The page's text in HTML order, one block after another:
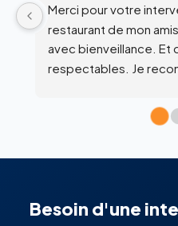
Équipe super clean !
Besoin d'une